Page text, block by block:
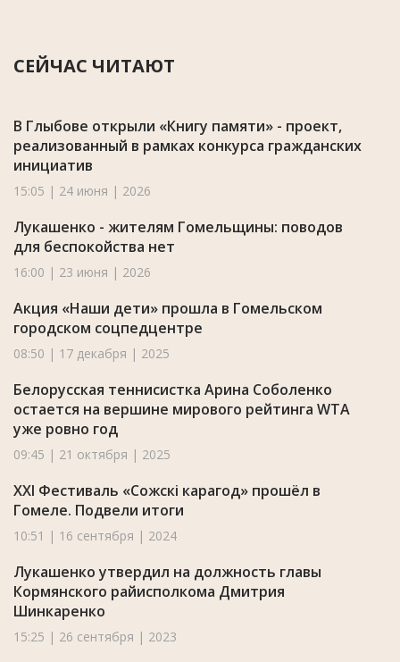
СЕЙЧАС ЧИТАЮТ
В Глыбове открыли «Книгу памяти» - проект,
реализованный в рамках конкурса гражданских
инициатив
15:05 | 24 июня | 2026
Лукашенко - жителям Гомельщины: поводов
для беспокойства нет
16:00 | 23 июня | 2026
Акция «Наши дети» прошла в Гомельском
городском соцпедцентре
08:50 | 17 декабря | 2025
Белорусская теннисистка Арина Соболенко
остается на вершине мирового рейтинга WTA
уже ровно год
09:45 | 21 октября | 2025
XXI Фестиваль «Сожскі карагод» прошёл в
Гомеле. Подвели итоги
10:51 | 16 сентября | 2024
Лукашенко утвердил на должность главы
Кормянского райисполкома Дмитрия
Шинкаренко
15:25 | 26 сентября | 2023